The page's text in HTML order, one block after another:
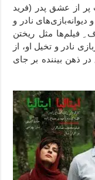
از عشق پدر (فرید
نادر و
فیلم‌ها مثل ریختن
نادر و تخیل او، از
در ذهن بیننده بر جای